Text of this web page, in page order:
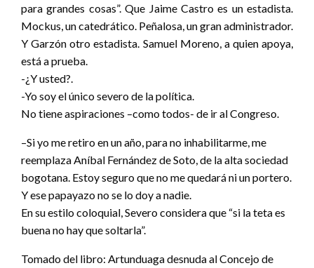
para grandes cosas”. Que Jaime Castro es un estadista.
Mockus, un catedrático. Peñalosa, un gran administrador.
Y Garzón otro estadista. Samuel Moreno, a quien apoya,
está a prueba.
-¿Y usted?.
-Yo soy el único severo de la política.
No tiene aspiraciones –como todos- de ir al Congreso.
–Si yo me retiro en un año, para no inhabilitarme, me
reemplaza Aníbal Fernández de Soto, de la alta sociedad
bogotana. Estoy seguro que no me quedará ni un portero.
Y ese papayazo no se lo doy a nadie.
En su estilo coloquial, Severo considera que “si la teta es
buena no hay que soltarla”.
Tomado del libro: Artunduaga desnuda al Concejo de